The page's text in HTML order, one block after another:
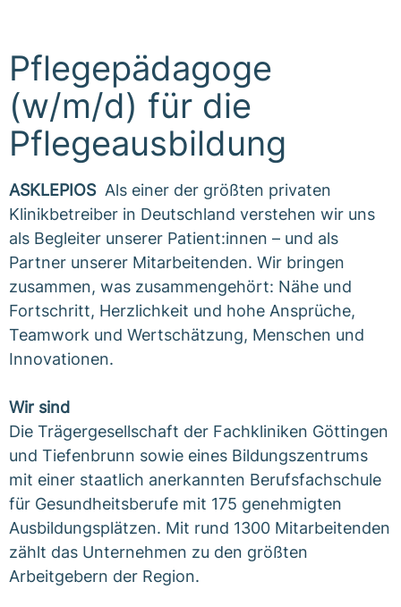
Pflegepädagoge
(w/m/d) für die
Pflegeausbildung
ASKLEPIOS Als einer der größten privaten
Klinikbetreiber in Deutschland verstehen wir uns
als Begleiter unserer Patient:innen – und als
Partner unserer Mitarbeitenden. Wir bringen
zusammen, was zusammengehört: Nähe und
Fortschritt, Herzlichkeit und hohe Ansprüche,
Teamwork und Wertschätzung, Menschen und
Innovationen.
Wir sind
Die Trägergesellschaft der Fachkliniken Göttingen
und Tiefenbrunn sowie eines Bildungszentrums
mit einer staatlich anerkannten Berufsfachschule
für Gesundheitsberufe mit 175 genehmigten
Ausbildungsplätzen. Mit rund 1300 Mitarbeitenden
zählt das Unternehmen zu den größten
Arbeitgebern der Region.